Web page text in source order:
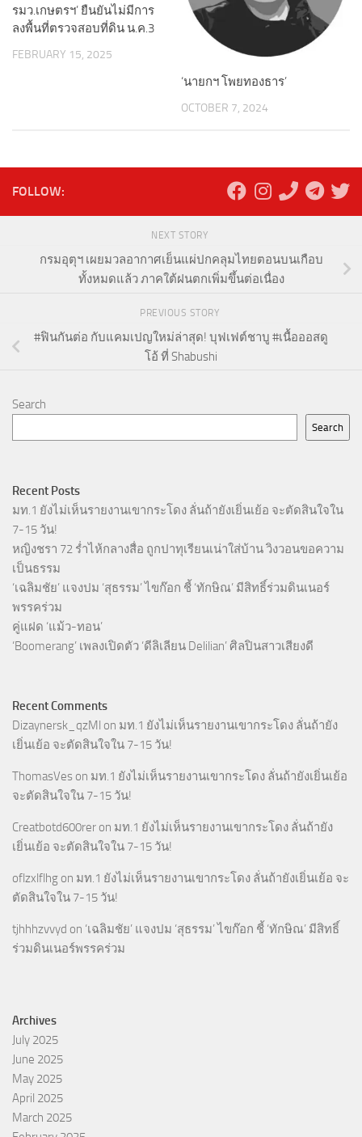
รมว.เกษตรฯ’ ยืนยันไม่มีการ
ลงพื้นที่ตรวจสอบที่ดิน น.ค.3
FEBRUARY 15, 2025
‘นายกฯ โพยทองธาร’
OCTOBER 7, 2024
FOLLOW:
NEXT STORY
กรมอุตุฯ เผยมวลอากาศเย็นแผ่ปกคลุมไทยตอนบนเกือบ
ทั้งหมดแล้ว ภาคใต้ฝนตกเพิ่มขึ้นต่อเนื่อง
PREVIOUS STORY
#ฟินกันต่อ กับแคมเปญใหม่ล่าสุด! บุฟเฟต์ชาบู #เนื้อออสดู
โอ้ ที่ Shabushi
Search
Search
Recent Posts
มท.1 ยังไม่เห็นรายงานเขากระโดง ลั่นถ้ายังเยิ่นเย้อ จะตัดสินใจใน
7-15 วัน!
หญิงชรา 72 ร่ำไห้กลางสื่อ ถูกปาทุเรียนเน่าใส่บ้าน วิงวอนขอความ
เป็นธรรม
‘เฉลิมชัย’ แจงปม ‘สุธรรม’ ไขก๊อก ชี้ ‘ทักษิณ’ มีสิทธิ์ร่วมดินเนอร์
พรรคร่วม
คู่แฝด ‘แม้ว-ทอน’
‘Boomerang’ เพลงเปิดตัว ‘ดีลิเลียน Delilian’ ศิลปินสาวเสียงดี
Recent Comments
Dizaynersk_qzMl on มท.1 ยังไม่เห็นรายงานเขากระโดง ลั่นถ้ายัง
เยิ่นเย้อ จะตัดสินใจใน 7-15 วัน!
ThomasVes on มท.1 ยังไม่เห็นรายงานเขากระโดง ลั่นถ้ายังเยิ่นเย้อ
จะตัดสินใจใน 7-15 วัน!
Creatbotd600rer on มท.1 ยังไม่เห็นรายงานเขากระโดง ลั่นถ้ายัง
เยิ่นเย้อ จะตัดสินใจใน 7-15 วัน!
oflzxlflhg on มท.1 ยังไม่เห็นรายงานเขากระโดง ลั่นถ้ายังเยิ่นเย้อ จะ
ตัดสินใจใน 7-15 วัน!
tjhhhzvvyd on ‘เฉลิมชัย’ แจงปม ‘สุธรรม’ ไขก๊อก ชี้ ‘ทักษิณ’ มีสิทธิ์
ร่วมดินเนอร์พรรคร่วม
Archives
July 2025
June 2025
May 2025
April 2025
March 2025